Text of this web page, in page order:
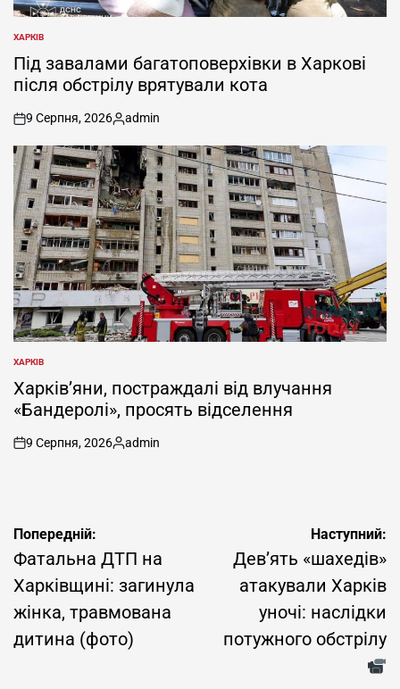
ОПУБЛІКУВАТИ
У
ХАРКІВ
Під завалами багатоповерхівки в Харкові
після обстрілу врятували кота
on
9 Серпня, 2026
Опубліковано
admin
ОПУБЛІКУВАТИ
У
ХАРКІВ
Харків’яни, постраждалі від влучання
«Бандеролі», просять відселення
on
9 Серпня, 2026
Опубліковано
admin
Навігація
записів
Попередній:
Фатальна ДТП на
Харківщині: загинула
жінка, травмована
дитина (фото)
Наступний:
Дев’ять «шахедів»
атакували Харків
уночі: наслідки
потужного обстрілу